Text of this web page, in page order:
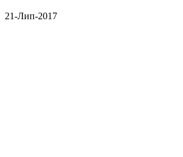
21-Лип-2017